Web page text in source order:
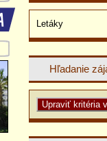
Letáky
Hľadanie